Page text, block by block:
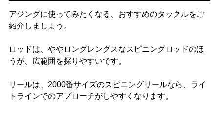
アジングに使ってみたくなる、おすすめのタックルをご
紹介しましょう。
ロッドは、ややロングレングスなスピニングロッドのほ
うが、広範囲を探りやすいです。
リールは、2000番サイズのスピニングリールなら、ライ
トラインでのアプローチがしやすくなります。